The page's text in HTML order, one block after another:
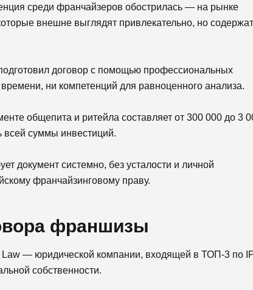
среди франчайзеров обострилась — на рынке
внешне выглядят привлекательно, но содержат
договор с помощью профессиональных
ни компетенций для равноценного анализа.
общепита и ритейла составляет от 300 000 до 3
всей суммы инвестиций.
документ системно, без усталости и личной
франчайзинговому праву.
франшизы
— юридической компании, входящей в ТОП-3 по
собственности.